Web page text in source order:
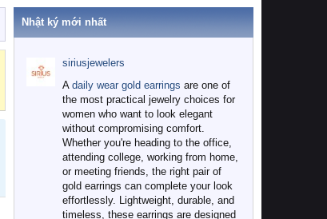
Nhật ký mới nhất
siriusjewelers
A daily wear gold earrings are one of
the most practical jewelry choices for
women who want to look elegant
without compromising comfort.
Whether you're heading to the office,
attending college, working from home,
or meeting friends, the right pair of
gold earrings can complete your look
effortlessly. Lightweight, durable, and
timeless, these earrings are designed